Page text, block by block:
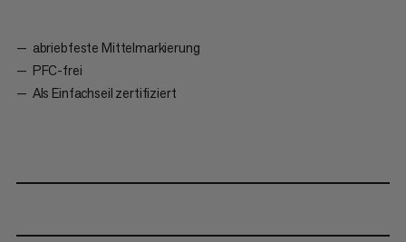
abriebfeste Mittelmarkierung
PFC-frei
Als Einfachseil zertifiziert